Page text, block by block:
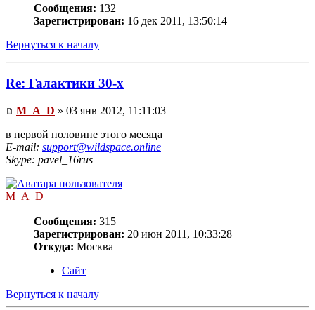
Сообщения: 132
Зарегистрирован: 16 дек 2011, 13:50:14
Вернуться к началу
Re: Галактики 30-х
M_A_D » 03 янв 2012, 11:11:03
в первой половине этого месяца
E-mail: support@wildspace.online
Skype: pavel_16rus
M_A_D
Сообщения: 315
Зарегистрирован: 20 июн 2011, 10:33:28
Откуда: Москва
Сайт
Вернуться к началу